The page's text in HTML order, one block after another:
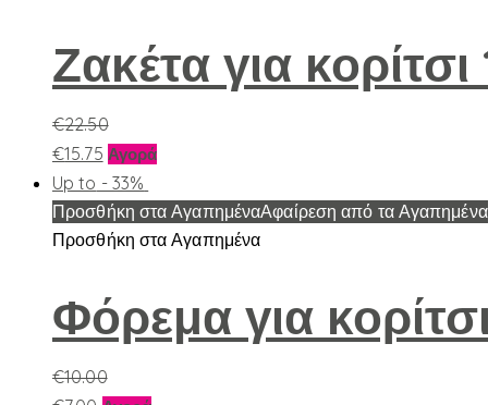
Ζακέτα για
€22.50
€15.75 ΑγοράΑυτό
προϊόν
έχει
Οι
επιλογές
Up to - 33%
Προσθήκη στα ΑγαπημέναΑφαίρεση από τα Αγαπημένα
Προσθήκη στα Αγαπημένα
Φόρεμα για
€10.00